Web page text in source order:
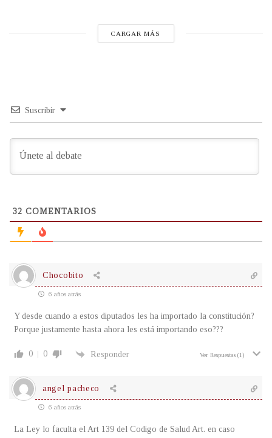
CARGAR MÁS
Suscribir
32 COMENTARIOS
Chocobito
6 años atrás
Y desde cuando a estos diputados les ha importado la constitución?
Porque justamente hasta ahora les está importando eso???
0 0 Responder Ver Respuestas (1)
angel pacheco
6 años atrás
La Ley lo faculta el Art 139 del Codigo de Salud Art. en caso